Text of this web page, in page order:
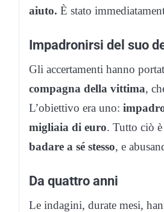
aiuto. È stato
Impadronirsi del suo
Gli accertamenti hanno
compagna della vittima,
L’obiettivo era uno:
migliaia di euro. Tutto ciò
badare a sé stesso, e
Da quattro anni
Le indagini, durate mesi,